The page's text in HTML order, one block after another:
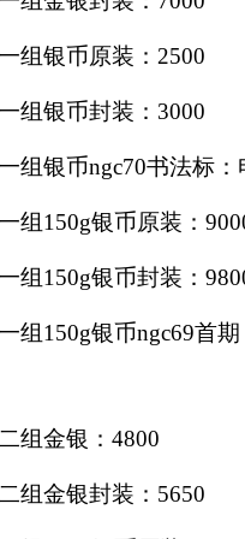
组银币原装： 2500
组银币封装： 3000
组银币ngc70书法标：
组 150g银币原装：
组 150g银币封装：
组 150g银币ngc69首期
组金银： 4800
组金银封装： 5650